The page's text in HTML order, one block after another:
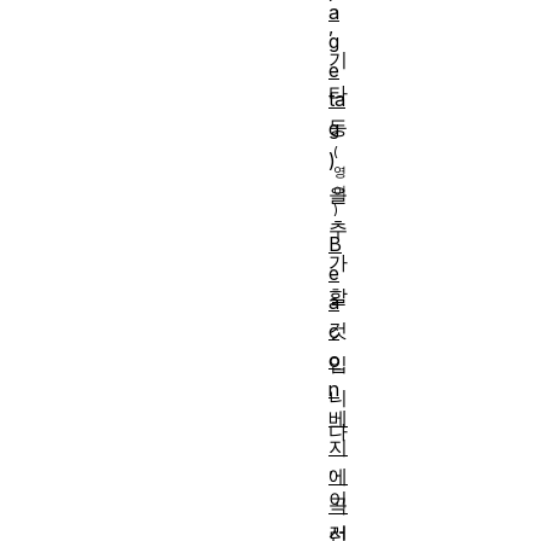
,
기
타
등
)
을
추
가
할
것
입
니
다
,
이
러
a
g
e
ta
g
B
e
a
c
o
n
베
지
에
곡
선